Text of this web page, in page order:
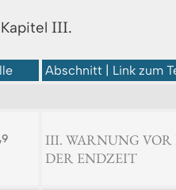
III.
Abschnitt | Link zum
9
III. WARNUNG
DER ENDZEIT